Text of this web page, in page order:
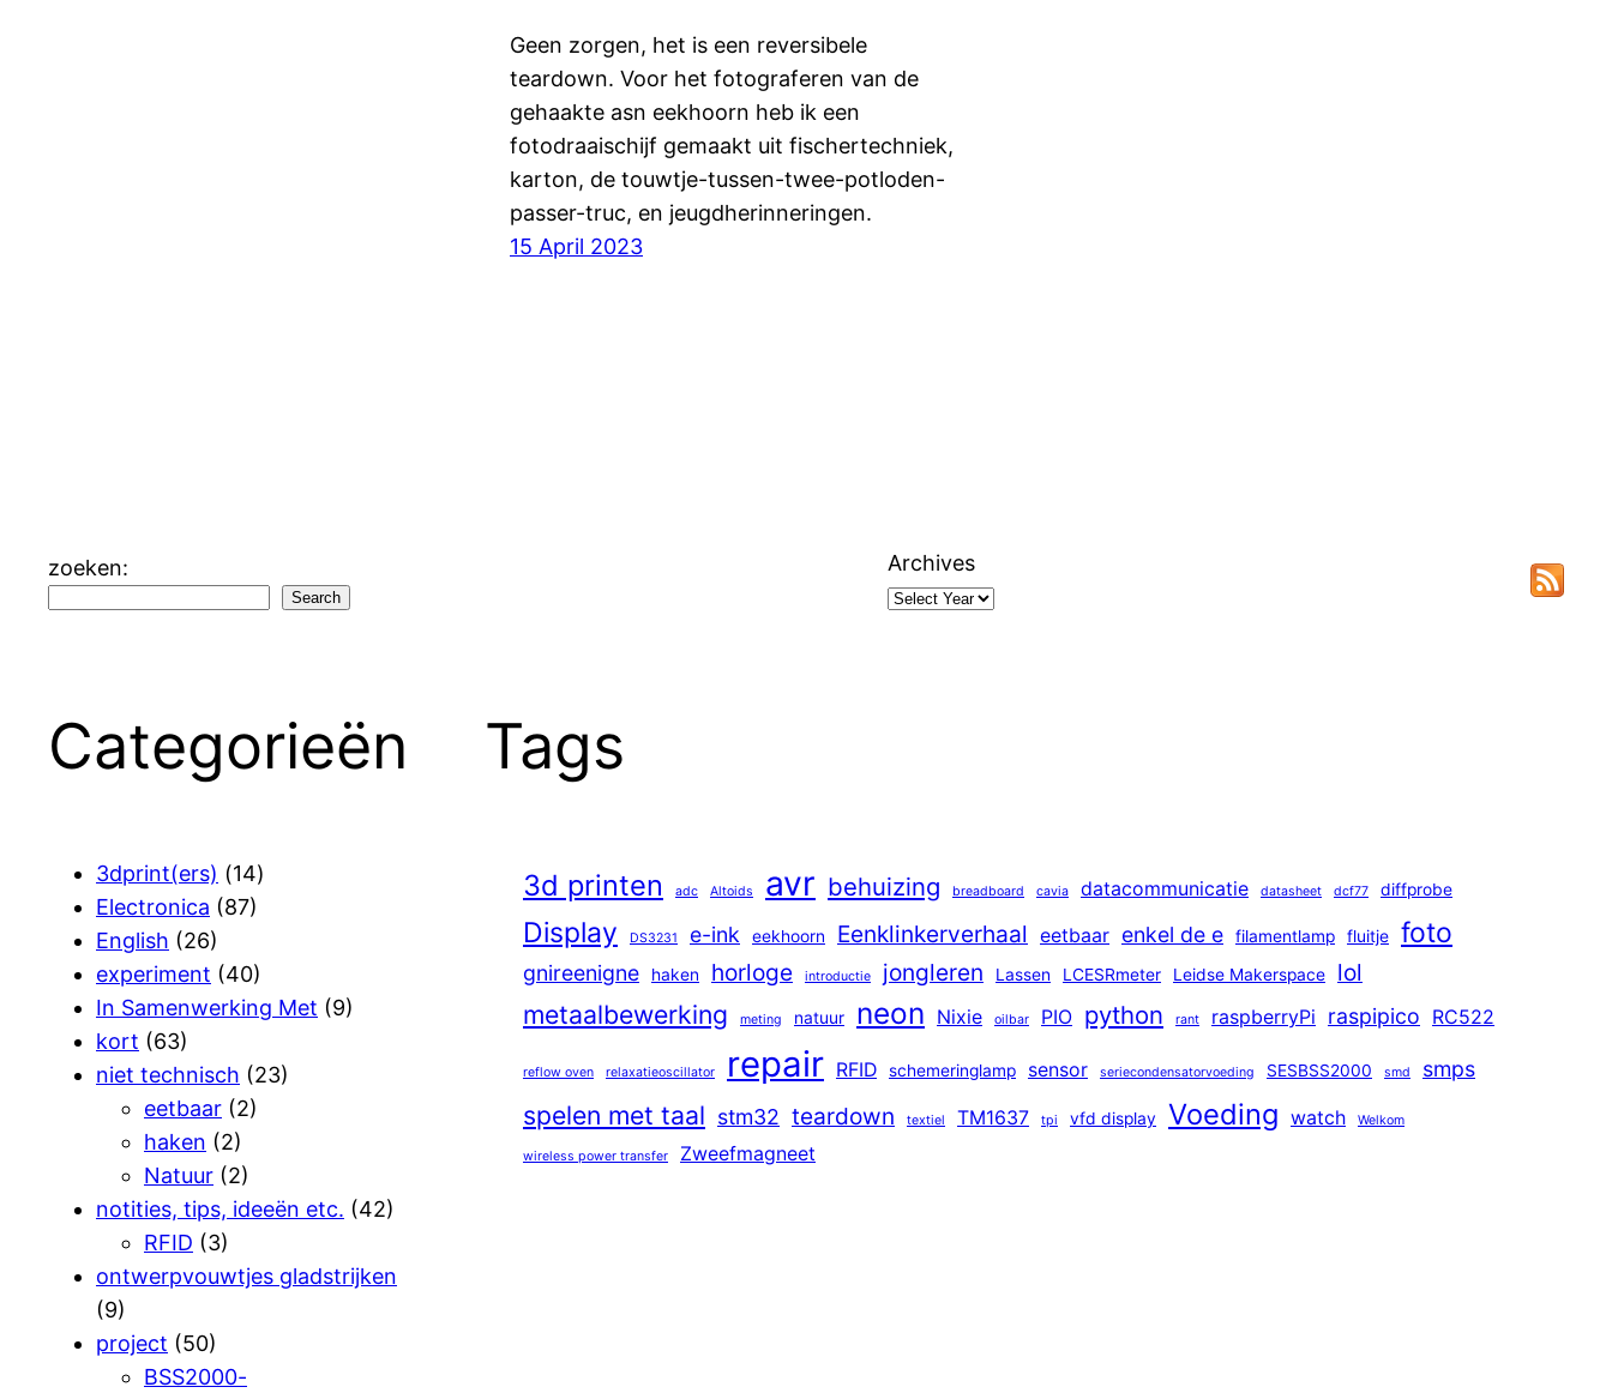
Geen zorgen, het is een reversibele
teardown. Voor het fotograferen van de
gehaakte asn eekhoorn heb ik een
fotodraaischijf gemaakt uit fischertechniek,
karton, de touwtje-tussen-twee-potloden-
passer-truc, en jeugdherinneringen.
15 April 2023
zoeken:
Search
Archives
Categorieën
3dprint(ers) (14)
Electronica (87)
English (26)
experiment (40)
In Samenwerking Met (9)
kort (63)
niet technisch (23)
eetbaar (2)
haken (2)
Natuur (2)
notities, tips, ideeën etc. (42)
RFID (3)
ontwerpvouwtjes gladstrijken
(9)
project (50)
BSS2000-
Tags
3d printen adc Altoids avr behuizing breadboard cavia datacommunicatie datasheet dcf77 diffprobe
Display DS3231 e-ink eekhoorn Eenklinkerverhaal eetbaar enkel de e filamentlamp fluitje foto
gnireenigne haken horloge introductie jongleren Lassen LCESRmeter Leidse Makerspace lol
metaalbewerking meting natuur neon Nixie oilbar PIO python rant raspberryPi raspipico RC522
reflow oven relaxatieoscillator repair RFID schemeringlamp sensor seriecondensatorvoeding SESBSS2000 smd smps
spelen met taal stm32 teardown textiel TM1637 tpi vfd display Voeding watch Welkom
wireless power transfer Zweefmagneet